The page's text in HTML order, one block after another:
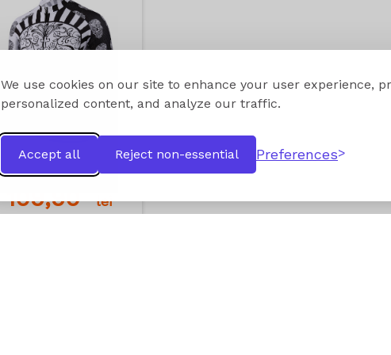
We use cookies on our site to enhance your user experience,
personalized content, and analyze our traffic.
Accept all Reject non-essential Preferences
109,90lei